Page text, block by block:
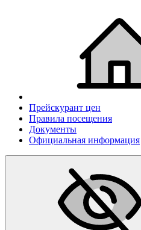
Прейскурант цен
Правила посещения
Документы
Официальная информация